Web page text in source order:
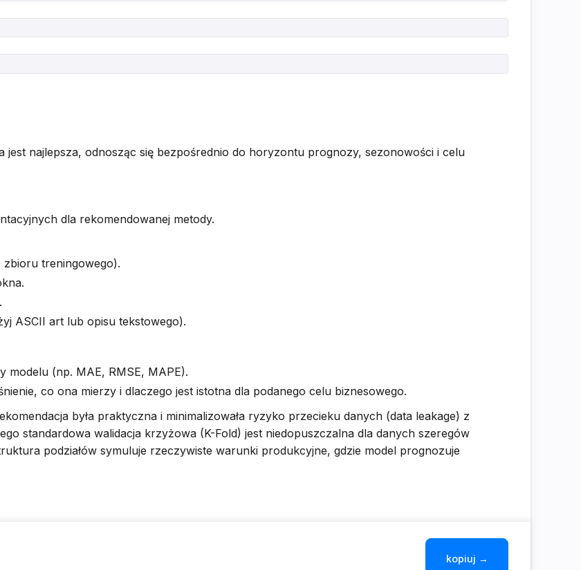
jest najlepsza, odnosząc się bezpośrednio do horyzontu prognozy, sezonowości i celu
dla rekomendowanej metody.
treningowego).
ASCII art lub opisu tekstowego).
modelu (np. MAE, RMSE, MAPE).
co ona mierzy i dlaczego jest istotna dla podanego celu biznesowego.
była praktyczna i minimalizowała ryzyko przecieku danych (data leakage) z
standardowa walidacja krzyżowa (K-Fold) jest niedopuszczalna dla danych szeregów
podziałów symuluje rzeczywiste warunki produkcyjne, gdzie model prognozuje
kopiuj →